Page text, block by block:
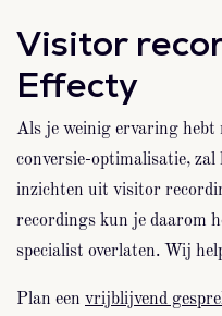
Visitor
Effecty
Als je weinig ervaring
conversie-optimalisatie,
inzichten uit visitor
recordings kun je daarom
specialist overlaten. Wij
Plan een vrijblijvend